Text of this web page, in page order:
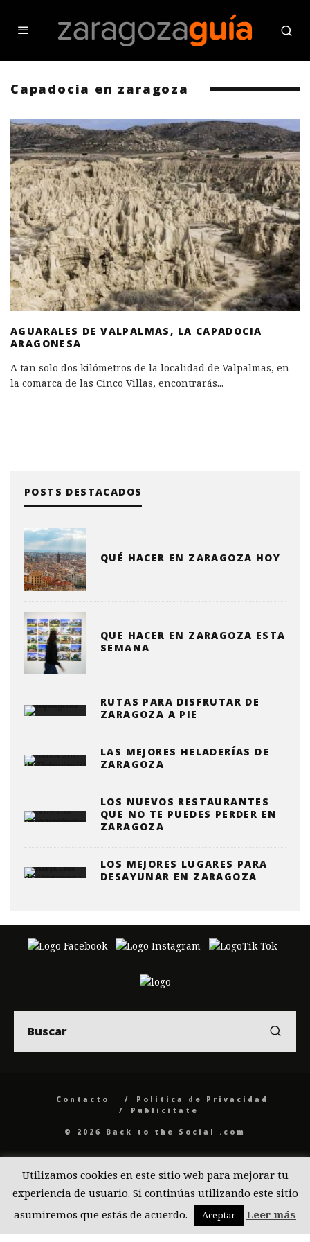
Capadocia en zaragoza
AGUARALES DE VALPALMAS, LA CAPADOCIA
ARAGONESA
A tan solo dos kilómetros de la localidad de Valpalmas, en
la comarca de las Cinco Villas, encontrarás...
POSTS DESTACADOS
QUÉ HACER EN ZARAGOZA HOY
QUE HACER EN ZARAGOZA ESTA
SEMANA
RUTAS PARA DISFRUTAR DE
ZARAGOZA A PIE
LAS MEJORES HELADERÍAS DE
ZARAGOZA
LOS NUEVOS RESTAURANTES
QUE NO TE PUEDES PERDER EN
ZARAGOZA
LOS MEJORES LUGARES PARA
DESAYUNAR EN ZARAGOZA
Contacto
Politica de Privacidad
Publicítate
© 2026 Back to the Social .com
Utilizamos cookies en este sitio web para mejorar tu
experiencia de usuario. Si continúas utilizando este sitio
asumiremos que estás de acuerdo.
Aceptar Leer más